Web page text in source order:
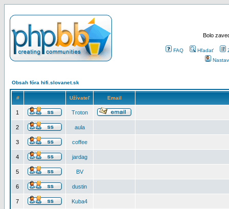
Bolo
FAQ Hľadať
Obsah fóra hifi.slovanet.sk
# Užívateľ Email
1 Troton
2 aula
3 coffee
4 jardag
5 BV
6 dustin
7 Kuba4